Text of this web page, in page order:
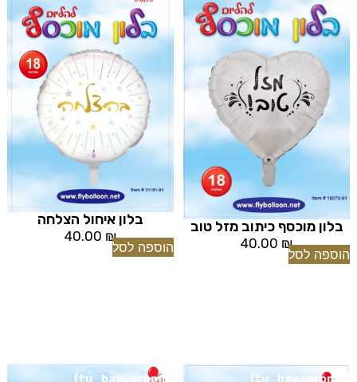
בלון מוכסף כיתוב מזל טוב
40.00 ₪
הוספה לסל
בלון איחול הצלחה
40.00 ₪
הוספה לסל